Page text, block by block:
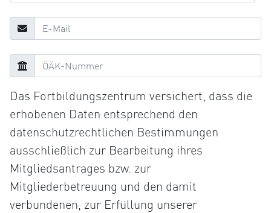
Das Fortbildungszentrum versichert, dass die
erhobenen Daten entsprechend den
datenschutzrechtlichen Bestimmungen
ausschließlich zur Bearbeitung ihres
Mitgliedsantrages bzw. zur
Mitgliederbetreuung und den damit
verbundenen, zur Erfüllung unserer